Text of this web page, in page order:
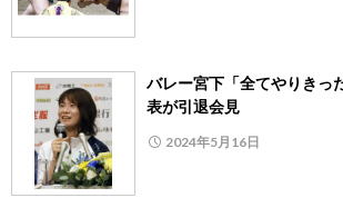
バレー宮下「全てやりきっ
表が引退会見
2024年5月16日